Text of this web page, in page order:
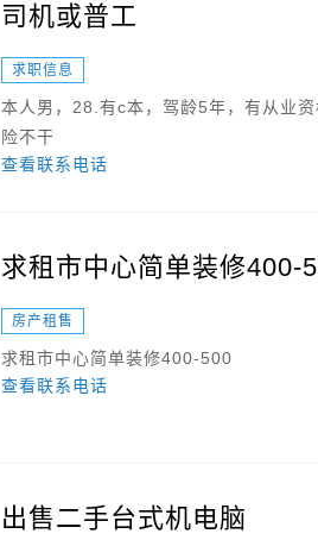
司机或普工
求职信息
本人男，28.有c本，驾龄5年，有从业
险不干
查看联系电话
求租市中心简单装修400-
房产租售
求租市中心简单装修400-500
查看联系电话
出售二手台式机电脑